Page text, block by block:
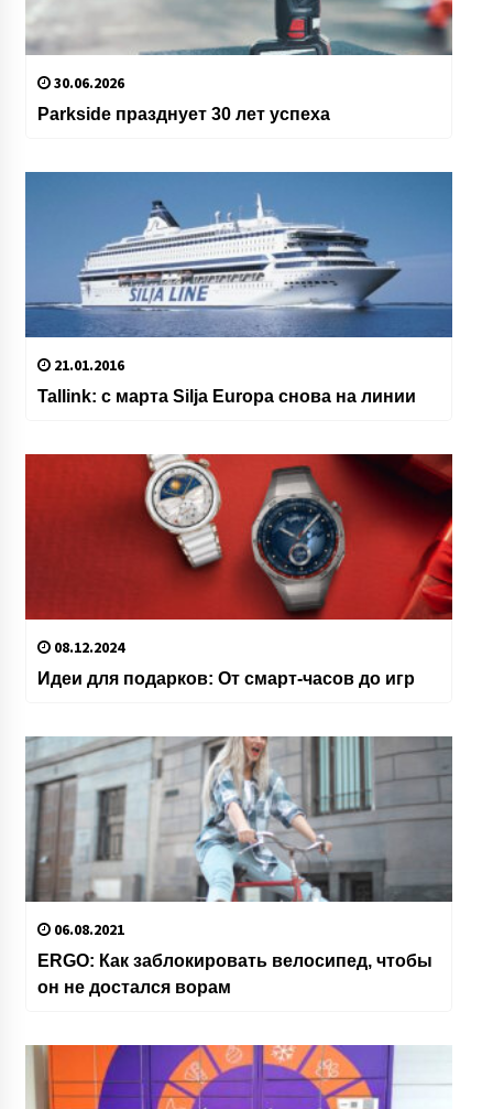
30.06.2026
Parkside празднует 30 лет успеха
21.01.2016
Tallink: с марта Silja Europa снова на линии
08.12.2024
Идеи для подарков: От смарт-часов до игр
06.08.2021
ERGO: Как заблокировать велосипед, чтобы
он не достался ворам